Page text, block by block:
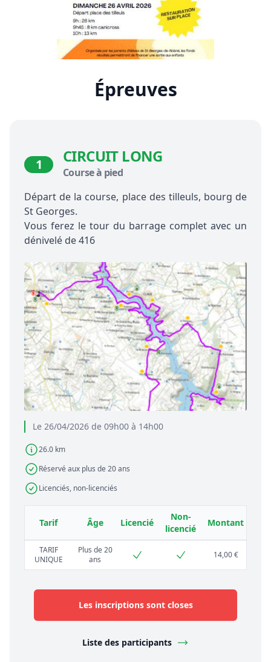
Épreuves
Le 26/04/2026 de 09h00 à 14h00
26.0 km
Réservé aux plus de 20 ans
Licenciés, non-licenciés
1 CIRCUIT LONG
Course à pied
Départ de la course, place des tilleuls, bourg de
St Georges.
Vous ferez le tour du barrage complet avec un
dénivelé de 416
Tarif Âge Licencié
Non-
licencié
Montant
TARIF
UNIQUE
Plus de 20
ans
14,00 €
Les inscriptions sont closes
Liste des participants